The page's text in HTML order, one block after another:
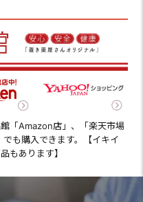
「Amazon店」、「楽天市場
も購入できます。【イキイ
もあります】